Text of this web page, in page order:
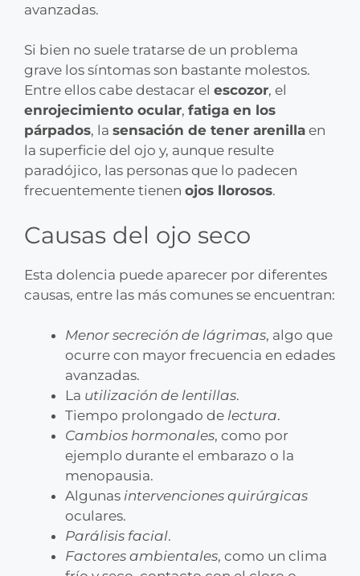
avanzadas.
Si bien no suele tratarse de un problema
grave los síntomas son bastante molestos.
Entre ellos cabe destacar el escozor, el
enrojecimiento ocular, fatiga en los
párpados, la sensación de tener arenilla en
la superficie del ojo y, aunque resulte
paradójico, las personas que lo padecen
frecuentemente tienen ojos llorosos.
Causas del ojo seco
Esta dolencia puede aparecer por diferentes
causas, entre las más comunes se encuentran:
Menor secreción de lágrimas, algo que
ocurre con mayor frecuencia en edades
avanzadas.
La utilización de lentillas.
Tiempo prolongado de lectura.
Cambios hormonales, como por
ejemplo durante el embarazo o la
menopausia.
Algunas intervenciones quirúrgicas
oculares.
Parálisis facial.
Factores ambientales, como un clima